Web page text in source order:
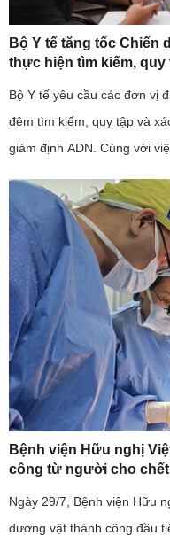
Bộ Y tế tăng tốc Chiến
thực hiện tìm kiếm,
Bộ Y tế yêu cầu các đơn vị
đêm tìm kiếm, quy tập và
giám định ADN. Cùng với
Bệnh viện Hữu nghị
công từ người cho
Ngày 29/7, Bệnh viện Hữu
dương vật thành công đầu